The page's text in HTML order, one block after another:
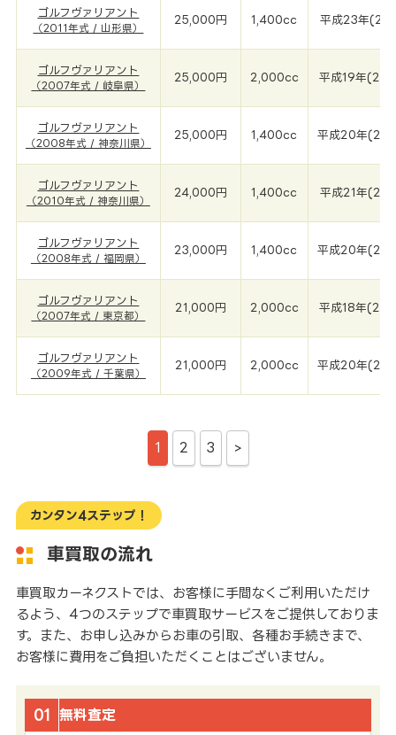
ゴルフヴァリアント
（2011年式 / 山形県）
25,000円 1,400cc 平成23年
ゴルフヴァリアント
（2007年式 / 岐阜県）
25,000円 2,000cc 平成19年
ゴルフヴァリアント
（2008年式 / 神奈川県）
25,000円 1,400cc 平成20年
ゴルフヴァリアント
（2010年式 / 神奈川県）
24,000円 1,400cc 平成21年
ゴルフヴァリアント
（2008年式 / 福岡県）
23,000円 1,400cc 平成20年
ゴルフヴァリアント
（2007年式 / 東京都）
21,000円 2,000cc 平成18年
ゴルフヴァリアント
（2009年式 / 千葉県）
21,000円 2,000cc 平成20年
1 2 3 >
カンタン4ステップ！
車買取の流れ
車買取カーネクストでは、お客様に手間なくご利用いただけ
るよう、4つのステップで車買取サービスをご提供しておりま
す。また、お申し込みからお車の引取、各種お手続きまで、
お客様に費用をご負担いただくことはございません。
01 無料査定